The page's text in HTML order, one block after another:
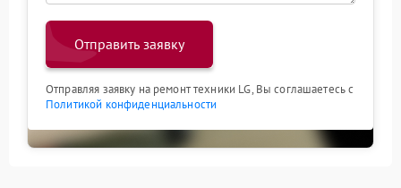
Отправить заявку
Отправляя заявку на ремонт техники LG, Вы соглашаетесь с
Политикой конфиденциальности